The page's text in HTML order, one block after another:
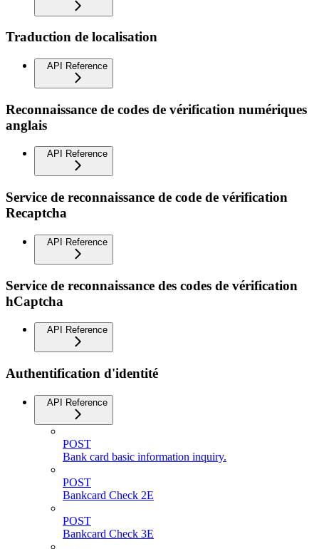
Traduction de localisation
API Reference
Reconnaissance de codes de vérification numériques
anglais
API Reference
Service de reconnaissance de code de vérification
Recaptcha
API Reference
Service de reconnaissance des codes de vérification
hCaptcha
API Reference
Authentification d'identité
API Reference
POST
Bank card basic information inquiry.
POST
Bankcard Check 2E
POST
Bankcard Check 3E